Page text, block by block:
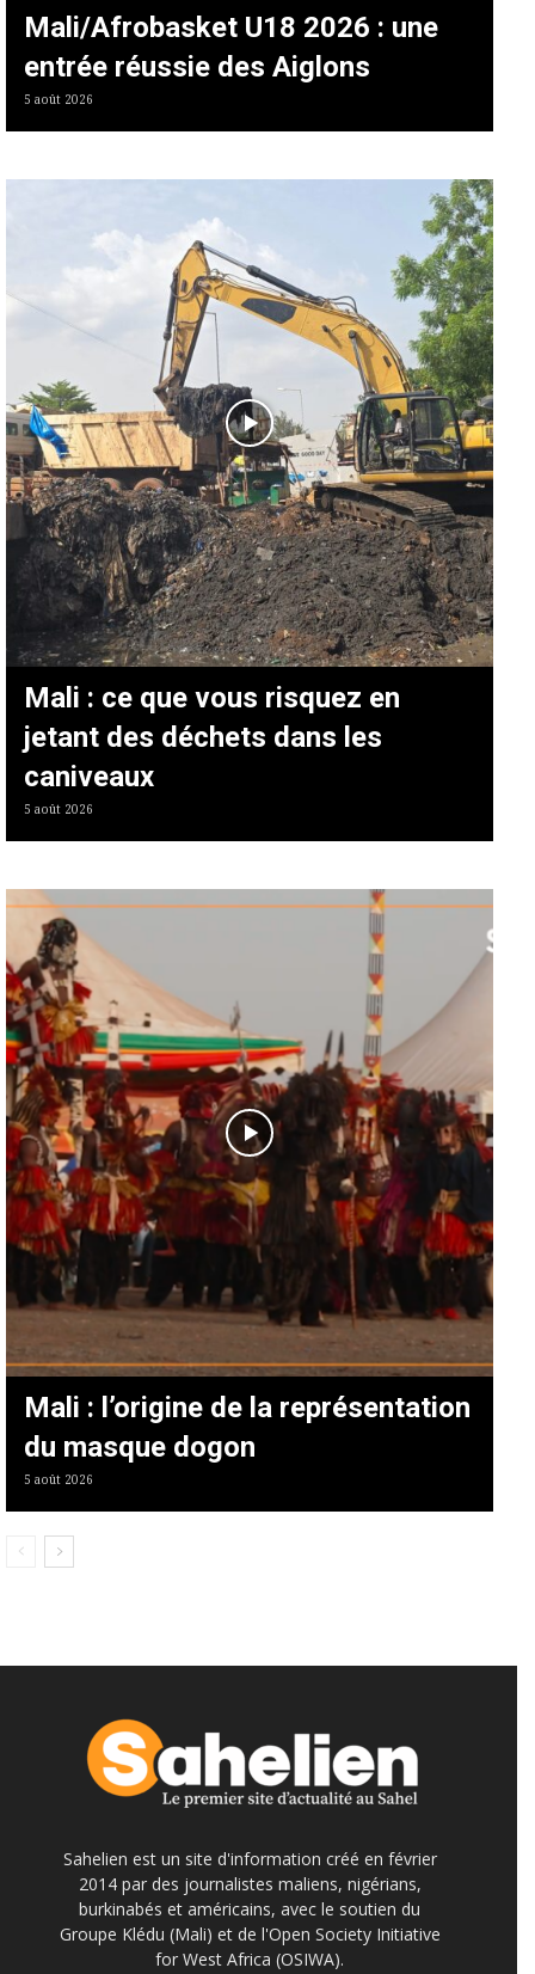
Mali/Afrobasket U18 2026 : une
entrée réussie des Aiglons
5 août 2026
Mali : ce que vous risquez en
jetant des déchets dans les
caniveaux
5 août 2026
Mali : l’origine de la représentation
du masque dogon
5 août 2026
Sahelien est un site d'information créé en février
2014 par des journalistes maliens, nigérians,
burkinabés et américains, avec le soutien du
Groupe Klédu (Mali) et de l'Open Society Initiative
for West Africa (OSIWA).